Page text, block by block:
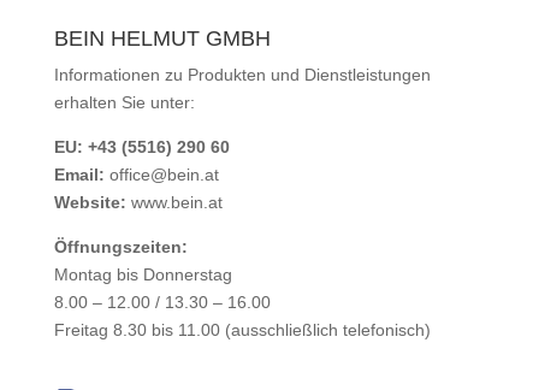
BEIN HELMUT GMBH
Informationen zu Produkten und Dienstleistungen
erhalten Sie unter:
EU: +43 (5516) 290 60
Email: office@bein.at
Website: www.bein.at
Öffnungszeiten:
Montag bis Donnerstag
8.00 – 12.00 / 13.30 – 16.00
Freitag 8.30 bis 11.00 (ausschließlich telefonisch)